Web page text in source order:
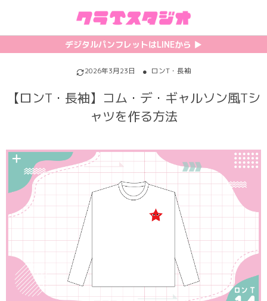
デジタルパンフレットはLINEから ▶︎︎
2026年3月23日 ロンT・長袖
【ロンT・長袖】コム・デ・ギャルソン風Tシ
ャツを作る方法
初めての方へ
クラスTシャツの注文方法
料金について
お支払い方法について
キャンセル・変更について
利用規約
カテゴリ一覧
サッカーユニフォーム
ホッケーユニフォーム
バスケユニフォーム
ゲーム
パロディ
ポロシャツ
特集記事
【最新】流行りの背ネーム特集
【インスタ映え】おすすめクラT集
韓国パロディ人気デザイン特集
おしゃれデザインクラスTシャツ
かわいいクラスTシャツ
おもしろクラスTシャツ
かっこいいクラスTシャツ
プリント
背番号・背ネーム加工
フォントを選ぶ
シルクスクリーンについて
昇華プリントについて
全面プリントクラスTシャツ
DTFプリントについて
SDGsについて